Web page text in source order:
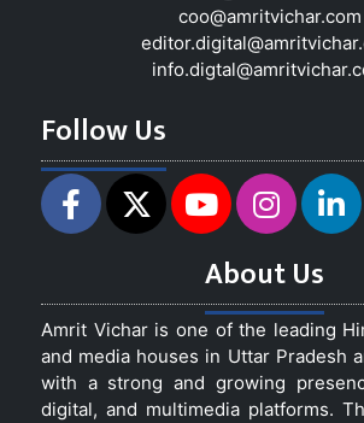
coo@amritvichar.com
Follow Us
About Us
Amrit Vichar is one of the leading
and media houses in Uttar Pradesh
with a strong and growing
digital, and multimedia platforms.